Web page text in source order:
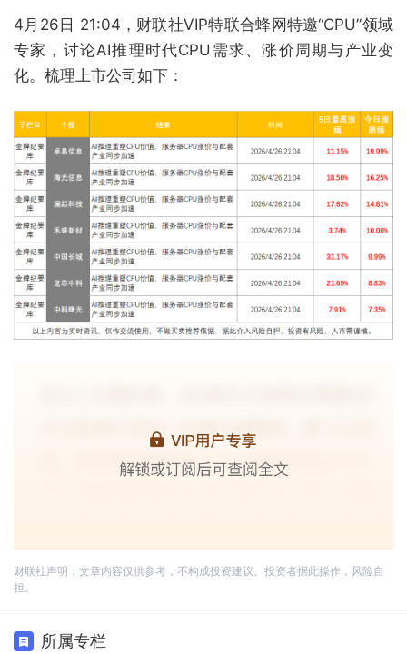
4月26日 21:04，财联社VIP特联合蜂网特邀“CPU”领域
专家，讨论AI推理时代CPU需求、涨价周期与产业变
化。梳理上市公司如下：
财联社声明：文章内容仅供参考，不构成投资建议。投资者据此操作，风险自
担。
所属专栏